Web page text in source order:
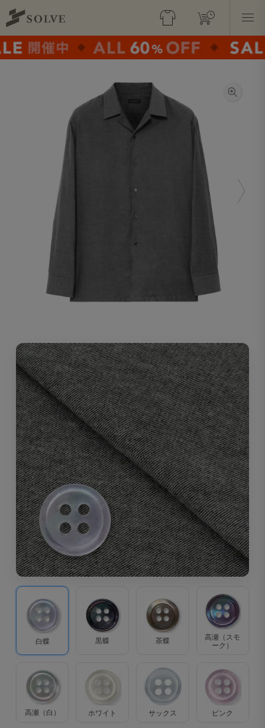
白蝶 黒蝶 茶蝶
高瀬（スモ
ーク）
高瀬（白） ホワイト サックス ピンク